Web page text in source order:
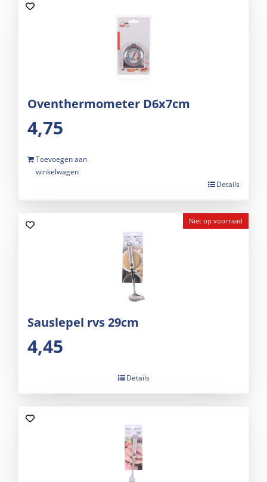
Oventhermometer D6x7cm
4,75
Toevoegen aan
winkelwagen
Details
Niet op voorraad
Sauslepel rvs 29cm
4,45
Details